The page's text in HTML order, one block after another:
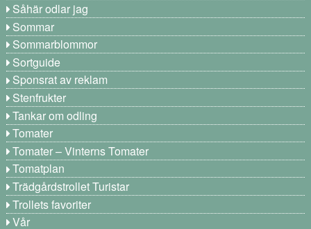
Såhär odlar jag
Sommar
Sommarblommor
Sortguide
Sponsrat av reklam
Stenfrukter
Tankar om odling
Tomater
Tomater – Vinterns Tomater
Tomatplan
Trädgårdstrollet Turistar
Trollets favoriter
Vår